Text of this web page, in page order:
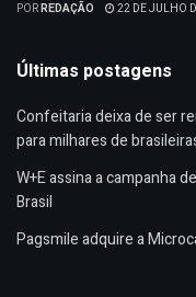
PORREDAÇÃO 22 DE JULHO
Últimas postagens
Confeitaria deixa de ser
para milhares de
W+E assina a campanha
Brasil
Pagsmile adquire a